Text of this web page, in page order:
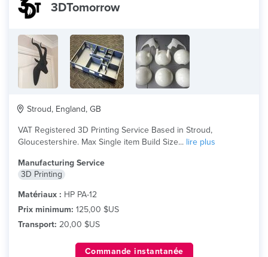
3DTomorrow
Stroud, England, GB
VAT Registered 3D Printing Service Based in Stroud,
Gloucestershire. Max Single item Build Size... lire plus
Manufacturing Service
3D Printing
Matériaux : HP PA-12
Prix minimum: 125,00 $US
Transport: 20,00 $US
Commande instantanée